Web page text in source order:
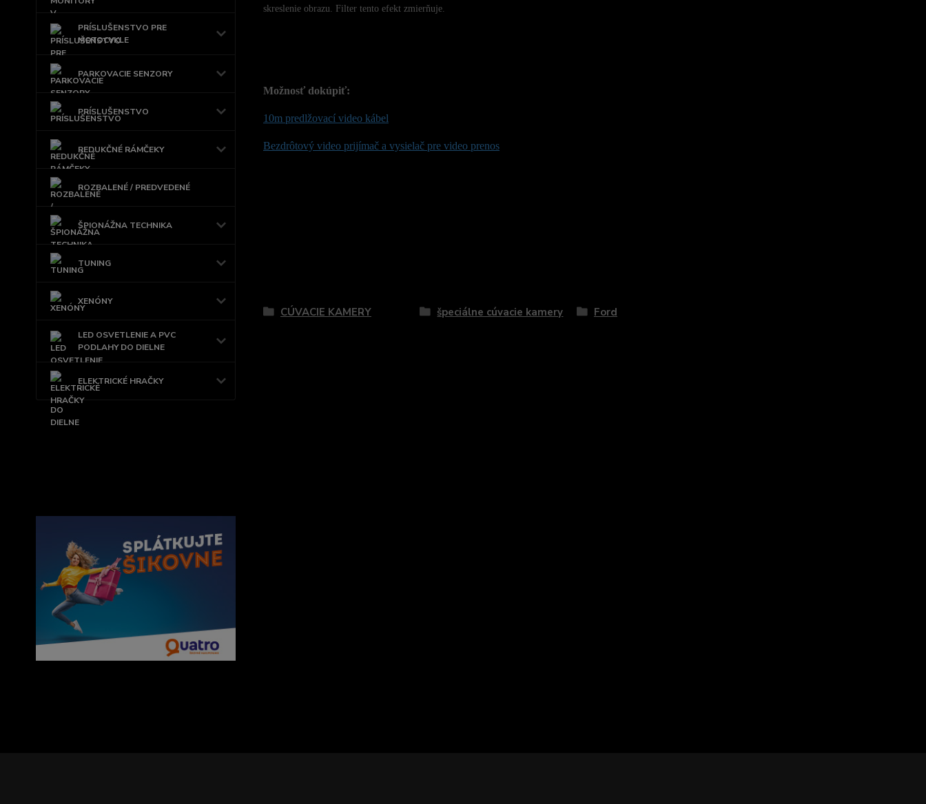
PRÍSLUŠENSTVO PRE
MOTOCYKLE
PARKOVACIE SENZORY
PRÍSLUŠENSTVO
REDUKČNÉ RÁMČEKY
ROZBALENÉ / PREDVEDENÉ
ŠPIONÁŽNA TECHNIKA
TUNING
XENÓNY
LED OSVETLENIE A PVC
PODLAHY DO DIELNE
ELEKTRICKÉ HRAČKY
skreslenie obrazu. Filter tento efekt zmierňuje.
Možnosť dokúpiť:
10m predlžovací video kábel
Bezdrôtový video prijímač a vysielač pre video prenos
CÚVACIE KAMERY špeciálne cúvacie kamery Ford